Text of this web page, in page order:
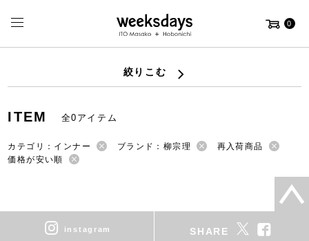
0
絞りこむ
ITEM 全0アイテム
カテゴリ：インナー ブランド：柳宗理
再入荷商品
価格が安い順
instagram SHARE